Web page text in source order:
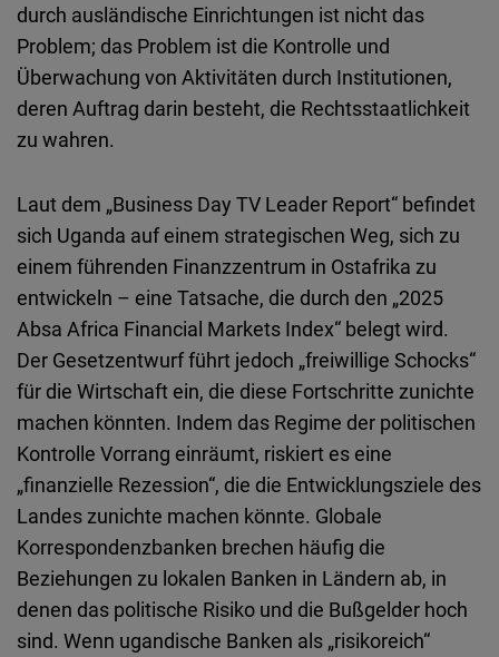
durch ausländische Einrichtungen ist nicht das
Problem; das Problem ist die Kontrolle und
Überwachung von Aktivitäten durch Institutionen,
deren Auftrag darin besteht, die Rechtsstaatlichkeit
zu wahren.
Laut dem „Business Day TV Leader Report“ befindet
sich Uganda auf einem strategischen Weg, sich zu
einem führenden Finanzzentrum in Ostafrika zu
entwickeln – eine Tatsache, die durch den „2025
Absa Africa Financial Markets Index“ belegt wird.
Der Gesetzentwurf führt jedoch „freiwillige Schocks“
für die Wirtschaft ein, die diese Fortschritte zunichte
machen könnten. Indem das Regime der politischen
Kontrolle Vorrang einräumt, riskiert es eine
„finanzielle Rezession“, die die Entwicklungsziele des
Landes zunichte machen könnte. Globale
Korrespondenzbanken brechen häufig die
Beziehungen zu lokalen Banken in Ländern ab, in
denen das politische Risiko und die Bußgelder hoch
sind. Wenn ugandische Banken als „risikoreich“